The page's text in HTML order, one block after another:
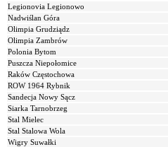
Legionovia Legionowo
Nadwiślan Góra
Olimpia Grudziądz
Olimpia Zambrów
Polonia Bytom
Puszcza Niepołomice
Raków Częstochowa
ROW 1964 Rybnik
Sandecja Nowy Sącz
Siarka Tarnobrzeg
Stal Mielec
Stal Stalowa Wola
Wigry Suwałki